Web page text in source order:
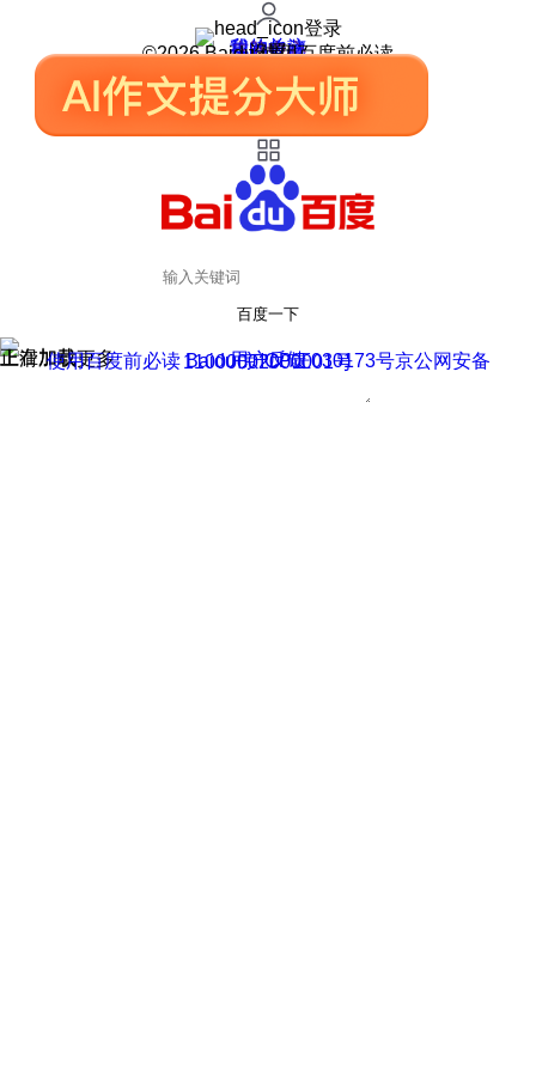
登录
我的关注
我的收藏
皮肤中心
用户反馈
设置
©2026 Baidu 使用百度前必读
百度一下
正在加载
上滑加载更多 用户反馈
使用百度前必读 Baidu 京ICP证030173号
京公网安备11000002000001号